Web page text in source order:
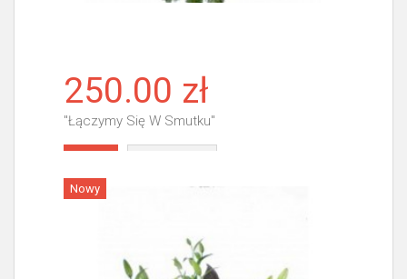
250.00 zł
"Łączymy Się W Smutku"
Nowy